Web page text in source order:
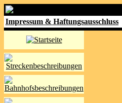
Impressum & Haftungsausschluss